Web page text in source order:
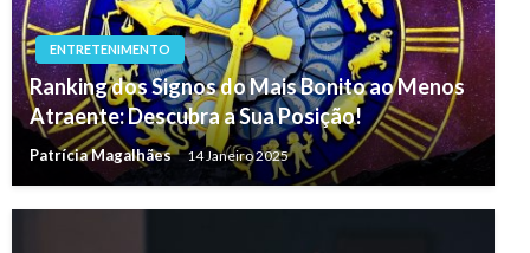
ENTRETENIMENTO
Ranking dos Signos do Mais Bonito ao Menos
Atraente: Descubra a Sua Posição!
Patrícia Magalhães 14 Janeiro 2025